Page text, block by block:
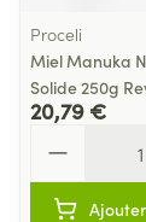
Proceli
Miel Manuka
Solide 250g
20,79 €